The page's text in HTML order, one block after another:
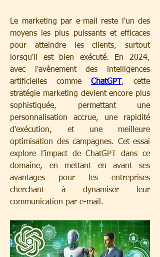
Le marketing par e-mail reste l'un des
moyens les plus puissants et efficaces
pour atteindre les clients, surtout
lorsqu'il est bien exécuté. En 2024,
avec l'avènement des intelligences
artificielles comme ChatGPT , cette
stratégie marketing devient encore plus
sophistiquée, permettant une
personnalisation accrue, une rapidité
d'exécution, et une meilleure
optimisation des campagnes. Cet essai
explore l’impact de ChatGPT dans ce
domaine, en mettant en avant ses
avantages pour les entreprises
cherchant à dynamiser leur
communication par e-mail.